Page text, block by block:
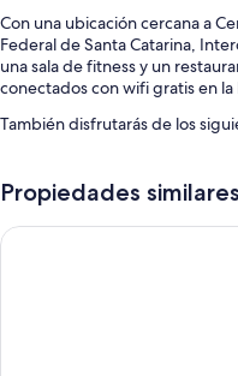
Con una ubicación cercana a
Federal de Santa Catarina,
una sala de fitness y un
conectados con wifi gratis en
También disfrutarás de los
reclinables de piscina
Propiedades similares
ibis Florianopolis